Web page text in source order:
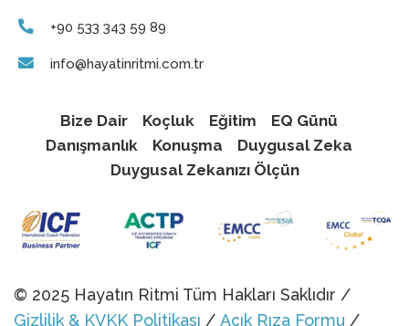
+90 533 343 59 89
info@hayatinritmi.com.tr
Bize Dair Koçluk Eğitim
EQ Günü
Danışmanlık
Konuşma
Duygusal Zeka
Duygusal Zekanızı Ölçün
© 2025 Hayatın Ritmi Tüm Hakları Saklıdır /
Gizlilik & KVKK Politikası / Açık Rıza Formu /